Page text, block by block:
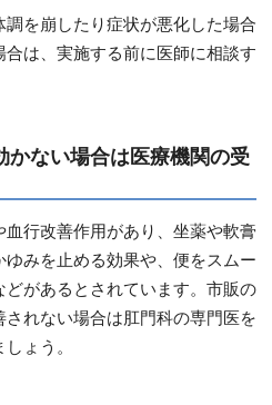
調を崩したり症状が悪化した場合
は、実施する前に医師に相談す
かない場合は医療機関の受
行改善作用があり、坐薬や軟膏
みを止める効果や、便をスムー
があるとされています。市販の
れない場合は肛門科の専門医を
ょう。